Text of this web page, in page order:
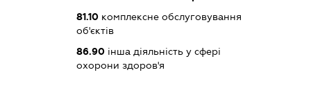
81.10 комплексне обслуговування
об'єктів
86.90 інша діяльність у сфері
охорони здоров'я